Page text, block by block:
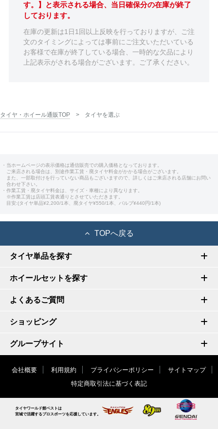
す。】と表示される場合、当日確保分の在庫が終了
しております。
在庫の更新は1日1回以上反映を行っておりますが、ご注
文のタイミングによっては事前にご注文いただいている
お客様で在庫が終了している場合、一時的な欠品により
上記表示がされる場合がございます。ご了承ください。
タイヤ・ホイール通販TOP タイヤを選ぶ
・当ホームページの表示価格は通信販売での購入価格となっております。
ご来店される場合は、別途作業工賃・廃タイヤ料金がかかる場合がございます。
また、一部取付けを行っていない商品もございますので、詳しくはご来店される店舗にお問い
合わせ下さい。
・作業工賃・廃タイヤ料金は、サイズ・車種により異なります。
※作業工賃は店頭工賃表通りとさせていただきます。
目安:(タイヤ単品¥2,200/1本、廃タイヤ¥550/1本、バルブ¥440円/1本)
TOPへ戻る
タイヤ単品を探す
ホイールセットを探す
よくあるご質問
ショッピング
グループサイト
会社概要 利用規約 プライバシーポリシー
サイトマップ
特定商取引法に基づく表記
タイヤワールド館ベストは
宮城で活躍するプロスポーツを応援しています。